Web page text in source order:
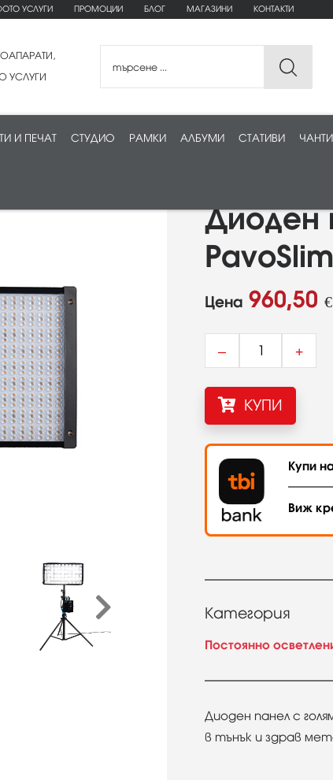
УСЛУГИ ПРОМОЦИИ БЛОГ МАГАЗИНИ КОНТАКТИ
УСЛУГИ
И ПЕЧАТ СТУДИО РАМКИ АЛБУМИ СТАТИВИ ЧАНТИ
Диоден
Цена 960,50 €
– +
КУПИ
Купи
Виж
Категория
Постоянно
Диоден панел с
в тънък и здрав